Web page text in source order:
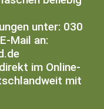
unter: 030
Mail an:
im Online-
mit